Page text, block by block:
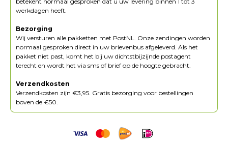
werkdagen heeft.
Bezorging
Wij versturen alle pakketten met PostNL. Onze zendingen worden
normaal gesproken direct in uw brievenbus afgeleverd. Als het
pakket niet past, komt het bij uw dichtstbijzijnde postagent
terecht en wordt het via sms of brief op de hoogte gebracht.
Verzendkosten
Verzendkosten zijn €3,95. Gratis bezorging voor bestellingen
boven de €50.